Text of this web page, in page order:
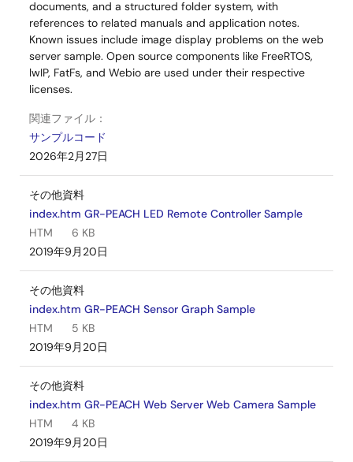
documents, and a structured folder system, with
references to related manuals and application notes.
Known issues include image display problems on the web
server sample. Open source components like FreeRTOS,
lwIP, FatFs, and Webio are used under their respective
licenses.
関連ファイル：
サンプルコード
2026年2月27日
その他資料
index.htm GR-PEACH LED Remote Controller Sample
HTM
6 KB
2019年9月20日
その他資料
index.htm GR-PEACH Sensor Graph Sample
HTM
5 KB
2019年9月20日
その他資料
index.htm GR-PEACH Web Server Web Camera Sample
HTM
4 KB
2019年9月20日